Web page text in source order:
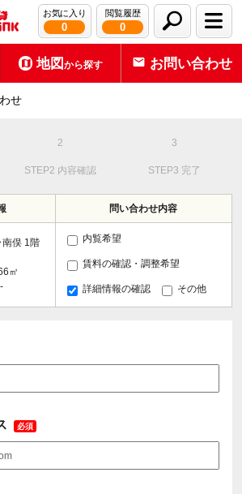
お気に入り
0
閲覧履歴
0
地図から探す お問い合わせ
せ
STEP2 内容確認 STEP3 完了
問い合わせ内容
南俣 1階
㎡
内覧希望
賃料の確認・調整希望
詳細情報の確認 その他
必須